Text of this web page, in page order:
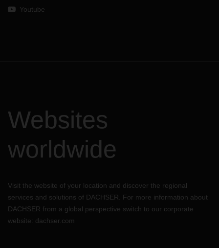
Youtube
Websites
worldwide
Visit the website of your location and discover the regional
services and solutions of DACHSER. For more information about
DACHSER from a global perspective switch to our corporate
website: dachser.com